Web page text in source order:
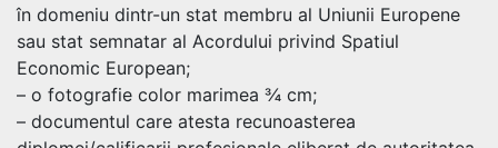
în domeniu dintr-un stat membru al Uniunii Europene
sau stat semnatar al Acordului privind Spatiul
Economic European;
– o fotografie color marimea ¾ cm;
– documentul care atesta recunoasterea